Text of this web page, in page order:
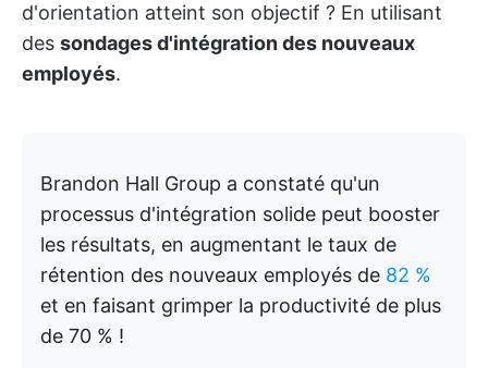
d'orientation atteint son objectif ? En utilisant
des sondages d'intégration des nouveaux
employés.
Brandon Hall Group a constaté qu'un
processus d'intégration solide peut booster
les résultats, en augmentant le taux de
rétention des nouveaux employés de 82 %
et en faisant grimper la productivité de plus
de 70 % !